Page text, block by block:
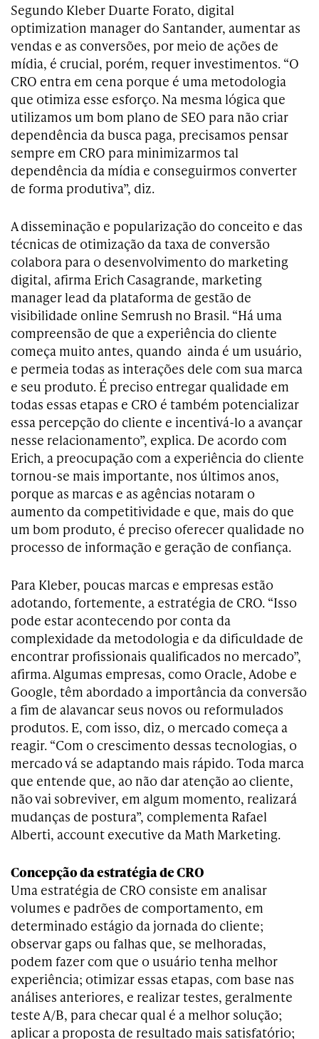
Segundo Kleber Duarte Forato, digital
optimization manager do Santander, aumentar as
vendas e as conversões, por meio de ações de
mídia, é crucial, porém, requer investimentos. “O
CRO entra em cena porque é uma metodologia
que otimiza esse esforço. Na mesma lógica que
utilizamos um bom plano de SEO para não criar
dependência da busca paga, precisamos pensar
sempre em CRO para minimizarmos tal
dependência da mídia e conseguirmos converter
de forma produtiva”, diz.
A disseminação e popularização do conceito e das
técnicas de otimização da taxa de conversão
colabora para o desenvolvimento do marketing
digital, afirma Erich Casagrande, marketing
manager lead da plataforma de gestão de
visibilidade online Semrush no Brasil. “Há uma
compreensão de que a experiência do cliente
começa muito antes, quando ainda é um usuário,
e permeia todas as interações dele com sua marca
e seu produto. É preciso entregar qualidade em
todas essas etapas e CRO é também potencializar
essa percepção do cliente e incentivá-lo a avançar
nesse relacionamento”, explica. De acordo com
Erich, a preocupação com a experiência do cliente
tornou-se mais importante, nos últimos anos,
porque as marcas e as agências notaram o
aumento da competitividade e que, mais do que
um bom produto, é preciso oferecer qualidade no
processo de informação e geração de confiança.
Para Kleber, poucas marcas e empresas estão
adotando, fortemente, a estratégia de CRO. “Isso
pode estar acontecendo por conta da
complexidade da metodologia e da dificuldade de
encontrar profissionais qualificados no mercado”,
afirma. Algumas empresas, como Oracle, Adobe e
Google, têm abordado a importância da conversão
a fim de alavancar seus novos ou reformulados
produtos. E, com isso, diz, o mercado começa a
reagir. “Com o crescimento dessas tecnologias, o
mercado vá se adaptando mais rápido. Toda marca
que entende que, ao não dar atenção ao cliente,
não vai sobreviver, em algum momento, realizará
mudanças de postura”, complementa Rafael
Alberti, account executive da Math Marketing.
Concepção da estratégia de CRO
Uma estratégia de CRO consiste em analisar
volumes e padrões de comportamento, em
determinado estágio da jornada do cliente;
observar gaps ou falhas que, se melhoradas,
podem fazer com que o usuário tenha melhor
experiência; otimizar essas etapas, com base nas
análises anteriores, e realizar testes, geralmente
teste A/B, para checar qual é a melhor solução;
aplicar a proposta de resultado mais satisfatório;